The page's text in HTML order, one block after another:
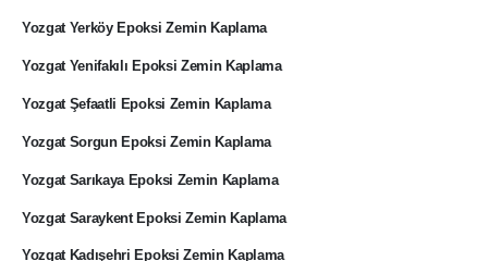
Yozgat Yerköy Epoksi Zemin Kaplama
Yozgat Yenifakılı Epoksi Zemin Kaplama
Yozgat Şefaatli Epoksi Zemin Kaplama
Yozgat Sorgun Epoksi Zemin Kaplama
Yozgat Sarıkaya Epoksi Zemin Kaplama
Yozgat Saraykent Epoksi Zemin Kaplama
Yozgat Kadışehri Epoksi Zemin Kaplama